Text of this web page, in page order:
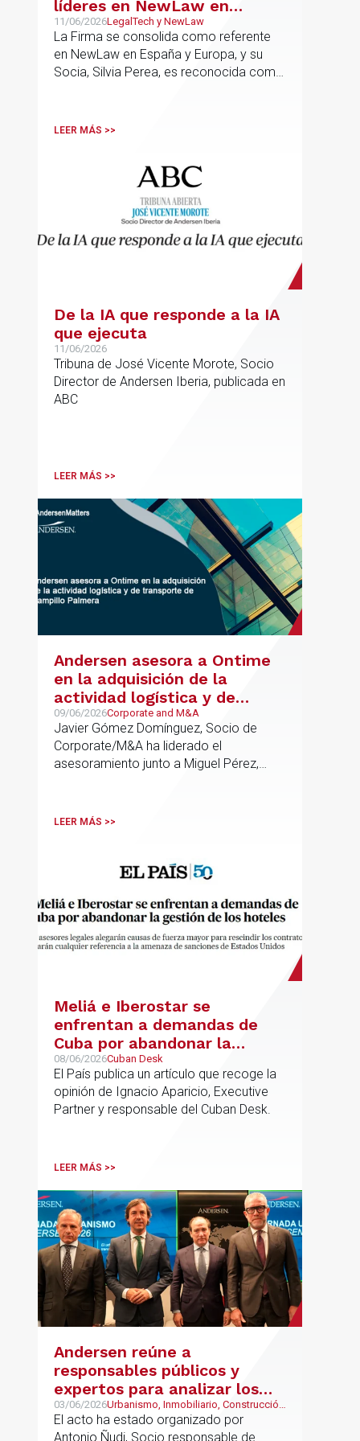
líderes en NewLaw en
España y Europa
11/06/2026LegalTech y NewLaw
La Firma se consolida como referente
en NewLaw en España y Europa, y su
Socia, Silvia Perea, es reconocida como
LEER MÁS >>
De la IA que responde a la IA
que ejecuta
11/06/2026
Tribuna de José Vicente Morote, Socio
Director de Andersen Iberia, publicada en
ABC
LEER MÁS >>
Andersen asesora a Ontime
en la adquisición de la
actividad logística y de
transporte de Campillo
Palmera
09/06/2026Corporate and M&A
Javier Gómez Domínguez, Socio de
Corporate/M&A ha liderado el
asesoramiento junto a Miguel Pérez,
LEER MÁS >>
Meliá e Iberostar se
enfrentan a demandas de
Cuba por abandonar la
gestión de los hoteles
08/06/2026Cuban Desk
El País publica un artículo que recoge la
opinión de Ignacio Aparicio, Executive
Partner y responsable del Cuban Desk.
LEER MÁS >>
Andersen reúne a
responsables públicos y
expertos para analizar los
retos del urbanismo en
España
03/06/2026Urbanismo, Inmobiliario, Construcción
y Urbanismo
El acto ha estado organizado por
Antonio Ñudi, Socio responsable de